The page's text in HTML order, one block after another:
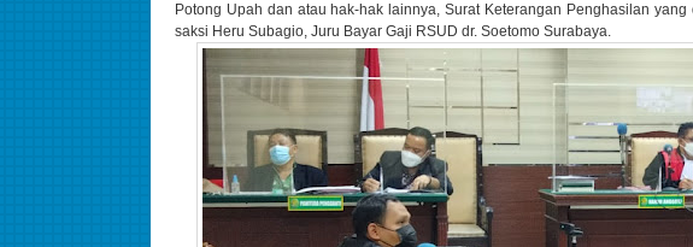
Potong Upah dan atau hak-hak lainnya, Surat Keterangan Penghasilan
saksi Heru Subagio, Juru Bayar Gaji RSUD dr. Soetomo Surabaya.